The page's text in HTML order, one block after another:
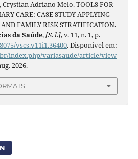
Crystian Adriano Melo. TOOLS FOR
CARE: CASE STUDY APPLYING
FAMILY RISK STRATIFICATION.
da Saúde,[S. l.], v. 11, n. 1, p.
vscs.v11i1.36400. Disponível em:
index.php/variasaude/article/view
2026.